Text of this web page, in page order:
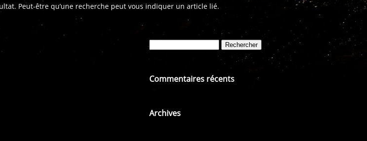
Peut-être qu’une recherche peut vous indiquer un article lié.
Commentaires récents
Archives